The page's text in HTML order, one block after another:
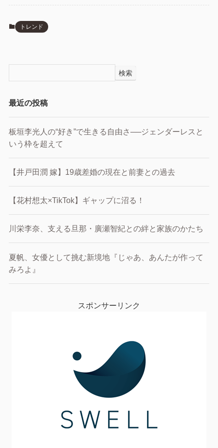
トレンド
検索
最近の投稿
板垣李光人の“好き”で生きる自由さ──ジェンダーレスと
いう枠を超えて
【井戸田潤 嫁】19歳差婚の現在と前妻との過去
【花村想太×TikTok】ギャップに沼る！
川栄李奈、支える旦那・廣瀬智紀との絆と家族のかたち
夏帆、女優として挑む新境地『じゃあ、あんたが作って
みろよ』
スポンサーリンク